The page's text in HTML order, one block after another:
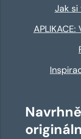
Jak